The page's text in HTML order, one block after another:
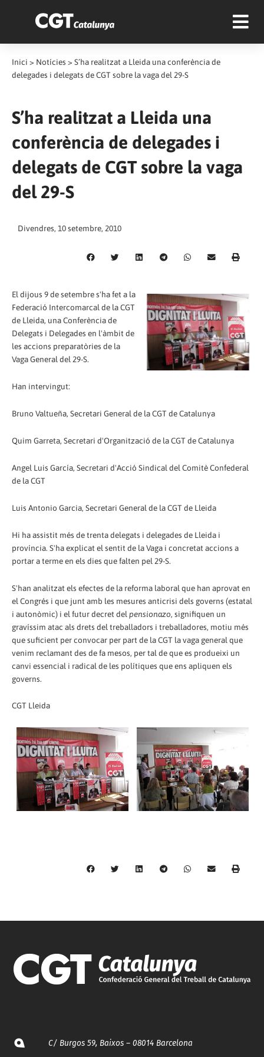
Inici > Notícies > S’ha realitzat a Lleida una conferència de
delegades i delegats de CGT sobre la vaga del 29-S
S’ha realitzat a Lleida una
conferència de delegades i
delegats de CGT sobre la vaga
del 29-S
Divendres, 10 setembre, 2010
El dijous 9 de setembre s'ha fet a la
Federació Intercomarcal de la CGT
de Lleida, una Conferència de
Delegats i Delegades en l'àmbit de
les accions preparatòries de la
Vaga General del 29-S.
Han intervingut:
Bruno Valtueña, Secretari General de la CGT de Catalunya
Quim Garreta, Secretari d'Organització de la CGT de Catalunya
Angel Luis García, Secretari d'Acció Sindical del Comitè Confederal
de la CGT
Luis Antonio Garcia, Secretari General de la CGT de Lleida
Hi ha assistit més de trenta delegats i delegades de Lleida i
província. S'ha explicat el sentit de la Vaga i concretat accions a
portar a terme en els dies que falten pel 29-S.
S'han analitzat els efectes de la reforma laboral que han aprovat en
el Congrés i que junt amb les mesures anticrisi dels governs (estatal
i autonòmic) i el futur decret del pensionazo, signifiquen un
gravíssim atac als drets del treballadors i treballadores, motiu més
que suficient per convocar per part de la CGT la vaga general que
venim reclamant des de fa mesos, per tal de que es produeixi un
canvi essencial i radical de les polítiques que ens apliquen els
governs.
CGT Lleida
C/ Burgos 59, Baixos – 08014 Barcelona